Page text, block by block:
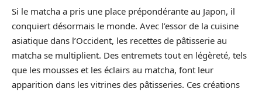
Si le matcha a pris une place prépondérante au Japon, il
conquiert désormais le monde. Avec l’essor de la cuisine
asiatique dans l’Occident, les recettes de pâtisserie au
matcha se multiplient. Des entremets tout en légèreté, tels
que les mousses et les éclairs au matcha, font leur
apparition dans les vitrines des pâtisseries. Ces créations